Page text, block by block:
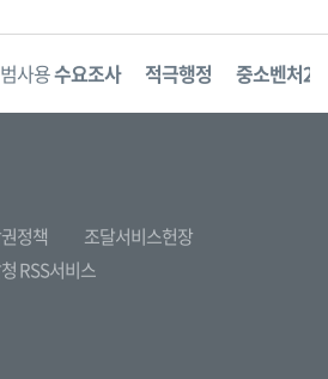
사용수요조사 적극행정 중소벤처24
정책
조달서비스헌장
RSS서비스